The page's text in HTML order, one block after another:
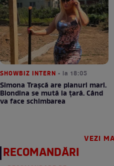
SHOWBIZ INTERN • la 18:05
Simona Trașcă are planuri mari.
Blondina se mută la țară. Când
va face schimbarea
VEZI
RECOMANDĂRI